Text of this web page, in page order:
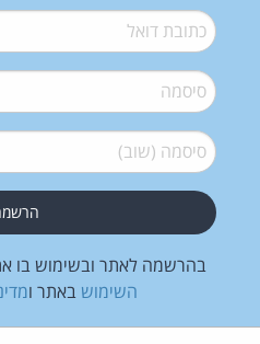
דואל*
סיסמה*
סיסמה (שוב)*
בהרשמה לאתר ובשימוש
השימוש באתר ו